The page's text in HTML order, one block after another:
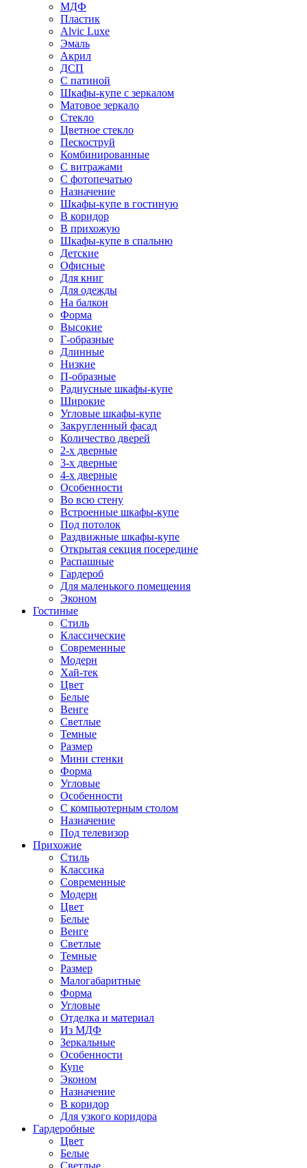
МДФ
Пластик
Alvic Luxe
Эмаль
Акрил
ДСП
С патиной
Шкафы-купе с зеркалом
Матовое зеркало
Стекло
Цветное стекло
Пескоструй
Комбинированные
С витражами
С фотопечатью
Назначение
Шкафы-купе в гостиную
В коридор
В прихожую
Шкафы-купе в спальню
Детские
Офисные
Для книг
Для одежды
На балкон
Форма
Высокие
Г-образные
Длинные
Низкие
П-образные
Радиусные шкафы-купе
Широкие
Угловые шкафы-купе
Закругленный фасад
Количество дверей
2-х дверные
3-х дверные
4-х дверные
Особенности
Во всю стену
Встроенные шкафы-купе
Под потолок
Раздвижные шкафы-купе
Открытая секция посередине
Распашные
Гардероб
Для маленького помещения
Эконом
Гостиные
Стиль
Классические
Современные
Модерн
Хай-тек
Цвет
Белые
Венге
Светлые
Темные
Размер
Мини стенки
Форма
Угловые
Особенности
С компьютерным столом
Назначение
Под телевизор
Прихожие
Стиль
Классика
Современные
Модерн
Цвет
Белые
Венге
Светлые
Темные
Размер
Малогабаритные
Форма
Угловые
Отделка и материал
Из МДФ
Зеркальные
Особенности
Купе
Эконом
Назначение
В коридор
Для узкого коридора
Гардеробные
Цвет
Белые
Светлые